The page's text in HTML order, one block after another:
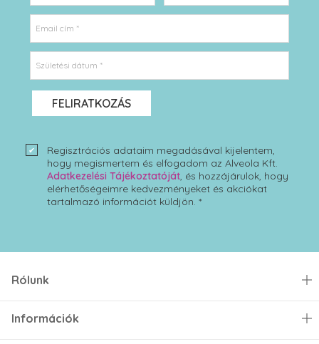
Email cím *
Születési dátum *
FELIRATKOZÁS
Regisztrációs adataim megadásával kijelentem,
hogy megismertem és elfogadom az Alveola Kft.
Adatkezelési Tájékoztatóját, és hozzájárulok, hogy
elérhetőségeimre kedvezményeket és akciókat
tartalmazó információt küldjön. *
Rólunk
Információk